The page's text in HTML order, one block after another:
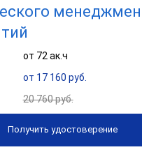
от 72 ак.ч
от 17 160 руб.
20 760 руб.
Получить удостоверение